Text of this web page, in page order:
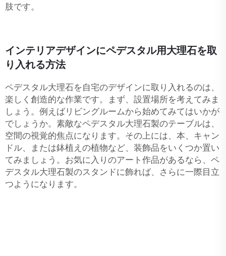
肢です。
インテリアデザインにペデスタル用大理石を取
り入れる方法
ペデスタル大理石を自宅のデザインに取り入れるのは、
楽しく創造的な作業です。まず、設置場所を考えてみま
しょう。例えばリビングルームから始めてみてはいかが
でしょうか。素敵なペデスタル大理石製のテーブルは、
空間の視覚的焦点になります。その上には、本、キャン
ドル、または鉢植えの植物など、装飾品をいくつか置い
てみましょう。お気に入りのアート作品があるなら、ペ
デスタル大理石製のスタンドに飾れば、さらに一際目立
つようになります。